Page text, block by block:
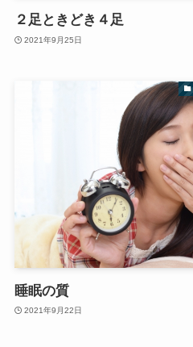
２足ときどき４足
2021年9月25日
睡眠の質
2021年9月22日